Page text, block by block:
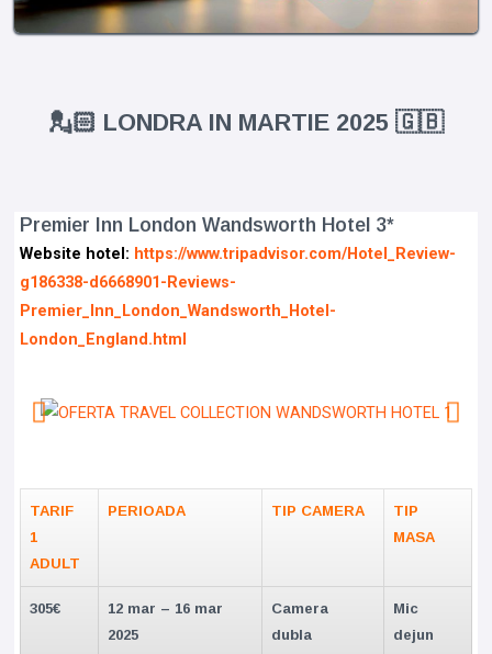
💂🏻 LONDRA IN MARTIE 2025 🇬🇧
Premier Inn London Wandsworth Hotel 3*
Website hotel: https://www.tripadvisor.com/Hotel_Review-
g186338-d6668901-Reviews-
Premier_Inn_London_Wandsworth_Hotel-
London_England.html
TARIF
1
ADULT
PERIOADA TIP CAMERA
TIP
MASA
305€
12 mar – 16 mar
2025
Camera
dubla
Mic
dejun